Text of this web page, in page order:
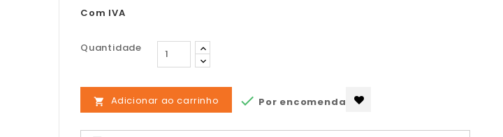
Com IVA
Quantidade
 Adicionar ao carrinho  Por encomenda